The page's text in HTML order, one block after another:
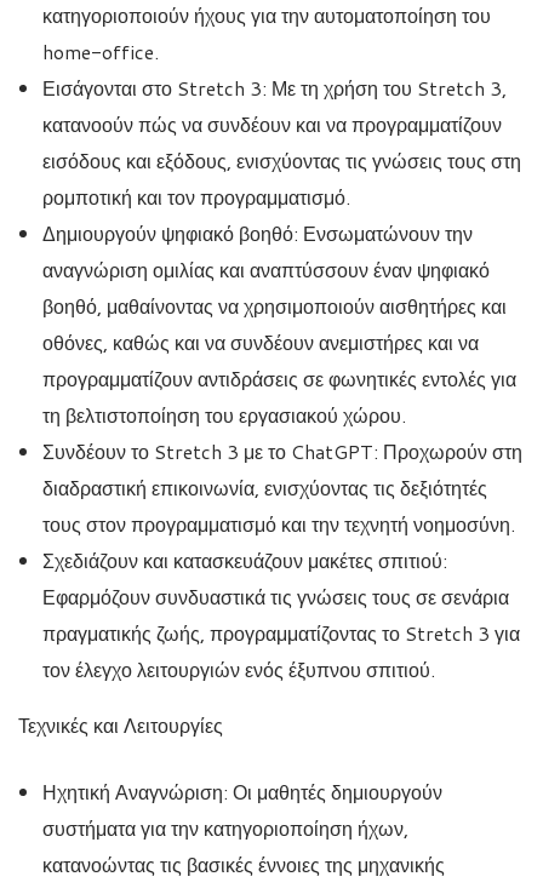
κατηγοριοποιούν ήχους για την αυτοματοποίηση του
home-office.
Εισάγονται στο Stretch 3: Με τη χρήση του Stretch 3,
κατανοούν πώς να συνδέουν και να προγραμματίζουν
εισόδους και εξόδους, ενισχύοντας τις γνώσεις τους στη
ρομποτική και τον προγραμματισμό.
Δημιουργούν ψηφιακό βοηθό: Ενσωματώνουν την
αναγνώριση ομιλίας και αναπτύσσουν έναν ψηφιακό
βοηθό, μαθαίνοντας να χρησιμοποιούν αισθητήρες και
οθόνες, καθώς και να συνδέουν ανεμιστήρες και να
προγραμματίζουν αντιδράσεις σε φωνητικές εντολές για
τη βελτιστοποίηση του εργασιακού χώρου.
Συνδέουν το Stretch 3 με το ChatGPT: Προχωρούν στη
διαδραστική επικοινωνία, ενισχύοντας τις δεξιότητές
τους στον προγραμματισμό και την τεχνητή νοημοσύνη.
Σχεδιάζουν και κατασκευάζουν μακέτες σπιτιού:
Εφαρμόζουν συνδυαστικά τις γνώσεις τους σε σενάρια
πραγματικής ζωής, προγραμματίζοντας το Stretch 3 για
τον έλεγχο λειτουργιών ενός έξυπνου σπιτιού.
Τεχνικές και Λειτουργίες
Ηχητική Αναγνώριση: Οι μαθητές δημιουργούν
συστήματα για την κατηγοριοποίηση ήχων,
κατανοώντας τις βασικές έννοιες της μηχανικής